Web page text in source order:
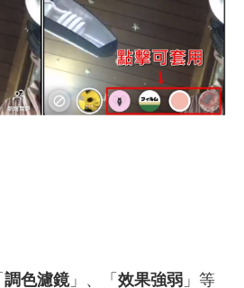
調色濾鏡」、「 效果強弱 」等